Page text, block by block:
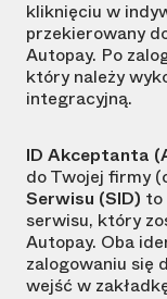
kliknięciu w
przekierowany
Autopay. Po
który należy
integracyjną.
ID Akceptanta
do Twojej firmy
Serwisu (SID) to
serwisu, który
Autopay. Oba
zalogowaniu się
wejść w